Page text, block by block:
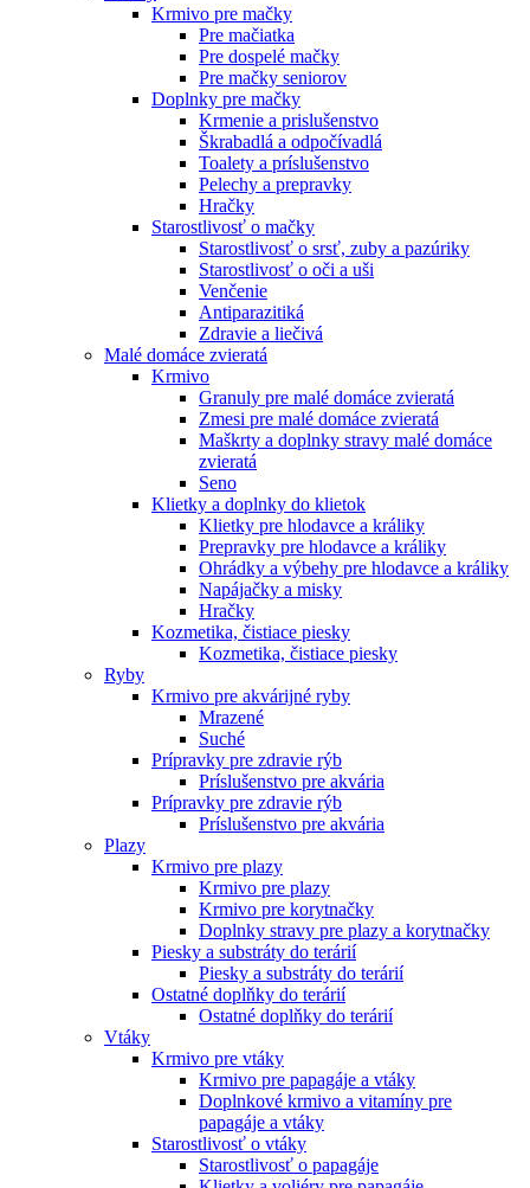
Krmivo pre mačky
Pre mačiatka
Pre dospelé mačky
Pre mačky seniorov
Doplnky pre mačky
Krmenie a prislušenstvo
Škrabadlá a odpočívadlá
Toalety а príslušenstvo
Pelechy a prepravky
Hračky
Starostlivosť o mačky
Starostlivosť o srsť, zuby a pazúriky
Starostlivosť o oči a uši
Venčenie
Antiparazitiká
Zdravie a liečivá
Malé domáce zvieratá
Krmivo
Granuly pre malé domáce zvieratá
Zmesi pre malé domáce zvieratá
Maškrty a doplnky stravy malé domáce
zvieratá
Seno
Klietky a doplnky do klietok
Klietky pre hlodavce a králiky
Prepravky pre hlodavce a králiky
Ohrádky a výbehy pre hlodavce a králiky
Napájačky a misky
Hračky
Kozmetika, čistiace piesky
Kozmetika, čistiace piesky
Ryby
Krmivo pre akvárijné ryby
Mrazené
Suché
Prípravky pre zdravie rýb
Príslušenstvo pre akvária
Prípravky pre zdravie rýb
Príslušenstvo pre akvária
Plazy
Krmivo pre plazy
Krmivo pre plazy
Krmivo pre korytnačky
Doplnky stravy pre plazy a korytnačky
Piesky a substráty do terárií
Piesky a substráty do terárií
Ostatné doplňky do terárií
Ostatné doplňky do terárií
Vtáky
Krmivo pre vtáky
Krmivo pre papagáje a vtáky
Doplnkové krmivo a vitamíny pre
papagáje a vtáky
Starostlivosť o vtáky
Starostlivosť o papagáje